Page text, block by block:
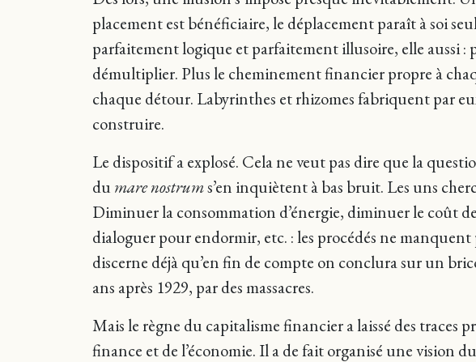
placement est bénéficiaire, le déplacement paraît à soi
parfaitement logique et parfaitement illusoire, elle aussi :
démultiplier. Plus le cheminement financier propre à
chaque détour. Labyrinthes et rhizomes fabriquent par
construire.
Le dispositif a explosé. Cela ne veut pas dire que la
dumare nostrums’en inquiètent à bas bruit. Les uns
Diminuer la consommation d’énergie, diminuer le coût
dialoguer pour endormir, etc. : les procédés ne manquent
discerne déjà qu’en fin de compte on conclura sur un
ans après 1929, par des massacres.
Mais le règne du capitalisme financier a laissé des traces
finance et de l’économie. Il a de fait organisé une vision